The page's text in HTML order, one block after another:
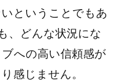
ということでもあ
、どんな状況にな
への高い信頼感が
感じません。